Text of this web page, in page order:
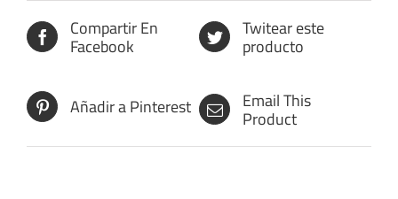
Compartir En
Facebook
Twitear este
producto
Añadir a Pinterest Email This
Product